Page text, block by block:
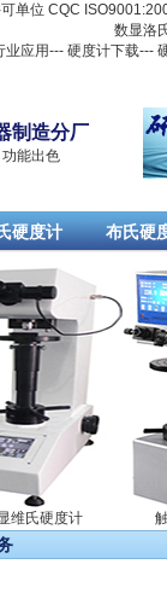
单位 CQC
数显洛
业应用---硬度计下载---
制造分厂
能出色
硬度计
布氏硬
维氏硬度计